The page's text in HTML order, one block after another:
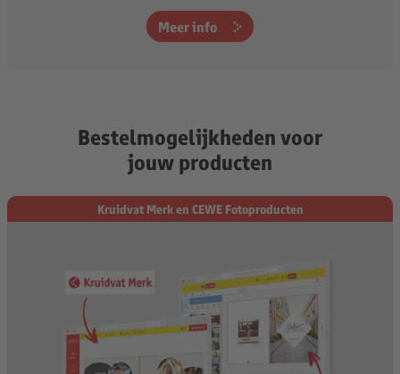
Meer info
Bestelmogelijkheden voor
jouw producten
Kruidvat Merk en CEWE Fotoproducten